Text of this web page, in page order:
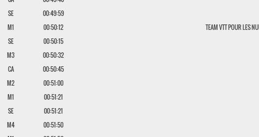
SE
00:49:59
M1 00:50:12
TEAM VTT POUR LES
SE
00:50:15
M3
00:50:32
CA
00:50:45
M2
00:51:00
M1
00:51:21
SE
00:51:21
M4
00:51:50